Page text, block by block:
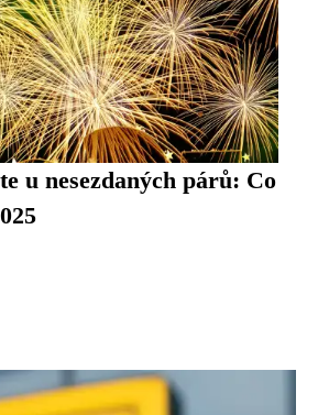
u nesezdaných párů: Co